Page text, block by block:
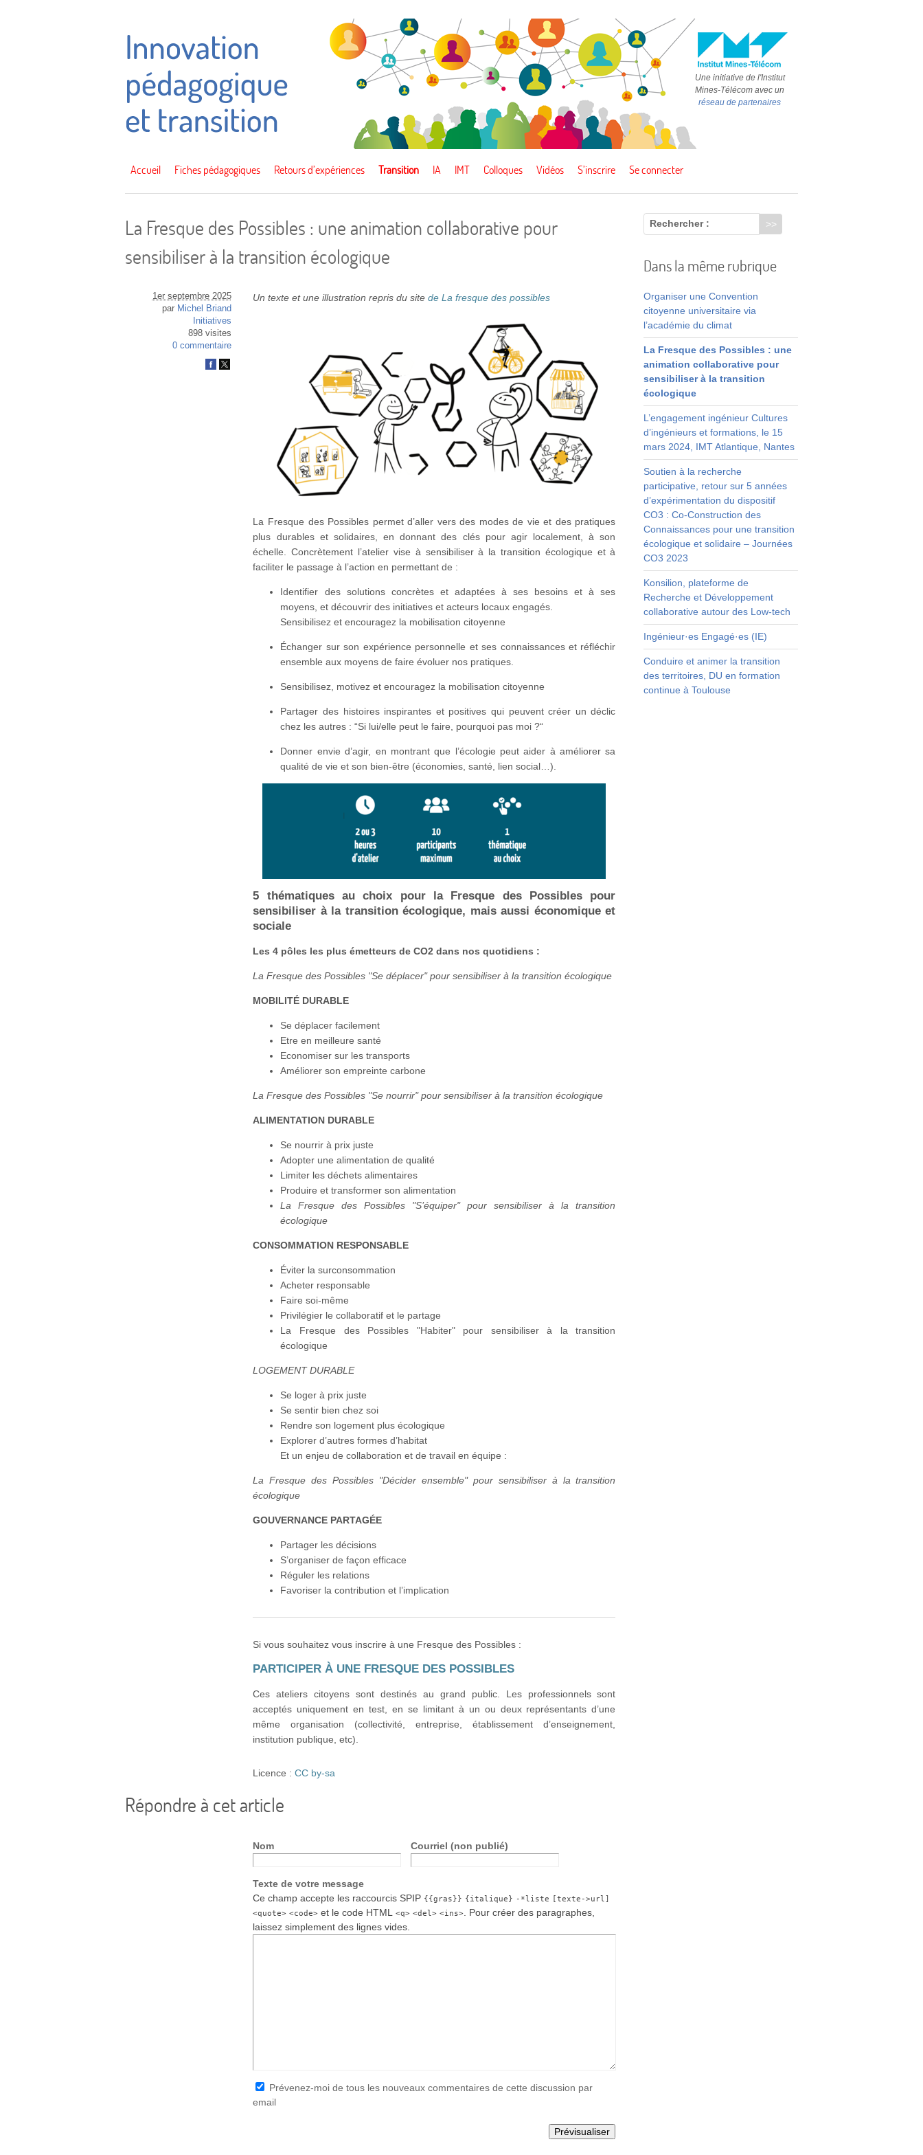
Une initiative de l'Institut
Mines-Télécom avec un
réseau de partenaires
Accueil Fiches pédagogiques Retours d’expériences Transition IA IMT Colloques Vidéos S’inscrire Se connecter
La Fresque des Possibles : une animation collaborative pour
sensibiliser à la transition écologique
1er septembre 2025
par Michel Briand
Initiatives
898 visites
0 commentaire
Un texte et une illustration repris du sitede La fresque des possibles
La Fresque des Possibles permet d’aller vers des modes de vie et des pratiques
plus durables et solidaires, en donnant des clés pour agir localement, à son
échelle. Concrètement l’atelier vise à sensibiliser à la transition écologique et à
faciliter le passage à l’action en permettant de :
Identifier des solutions concrètes et adaptées à ses besoins et à ses
moyens, et découvrir des initiatives et acteurs locaux engagés.
Sensibilisez et encouragez la mobilisation citoyenne
Échanger sur son expérience personnelle et ses connaissances et réfléchir
ensemble aux moyens de faire évoluer nos pratiques.
Sensibilisez, motivez et encouragez la mobilisation citoyenne
Partager des histoires inspirantes et positives qui peuvent créer un déclic
chez les autres : “Si lui/elle peut le faire, pourquoi pas moi ?“
Donner envie d’agir, en montrant que l’écologie peut aider à améliorer sa
qualité de vie et son bien-être (économies, santé, lien social…).
5 thématiques au choix pour la Fresque des Possibles pour
sensibiliser à la transition écologique, mais aussi économique et
sociale
Les 4 pôles les plus émetteurs de CO2 dans nos quotidiens :
La Fresque des Possibles "Se déplacer" pour sensibiliser à la transition écologique
MOBILITÉ DURABLE
Se déplacer facilement
Etre en meilleure santé
Economiser sur les transports
Améliorer son empreinte carbone
La Fresque des Possibles "Se nourrir" pour sensibiliser à la transition écologique
ALIMENTATION DURABLE
Se nourrir à prix juste
Adopter une alimentation de qualité
Limiter les déchets alimentaires
Produire et transformer son alimentation
La Fresque des Possibles "S’équiper" pour sensibiliser à la transition
écologique
CONSOMMATION RESPONSABLE
Éviter la surconsommation
Acheter responsable
Faire soi-même
Privilégier le collaboratif et le partage​
La Fresque des Possibles "Habiter" pour sensibiliser à la transition
écologique
LOGEMENT DURABLE
Se loger à prix juste
Se sentir bien chez soi
Rendre son logement plus écologique
Explorer d’autres formes d’habitat
Et un enjeu de collaboration et de travail en équipe :
La Fresque des Possibles "Décider ensemble" pour sensibiliser à la transition
écologique
GOUVERNANCE PARTAGÉE
Partager les décisions
S’organiser de façon efficace
Réguler les relations
Favoriser la contribution et l’implication
Si vous souhaitez vous inscrire à une Fresque des Possibles :
PARTICIPER À UNE FRESQUE DES POSSIBLES
Ces ateliers citoyens sont destinés au grand public. Les professionnels sont
acceptés uniquement en test, en se limitant à un ou deux représentants d’une
même organisation (collectivité, entreprise, établissement d’enseignement,
institution publique, etc).
Licence :CC by-sa
Répondre à cet article
Nom Courriel (non publié)
Texte de votre message
Ce champ accepte les raccourcis SPIP {{gras}} {italique} -*liste [texte->url]
<quote> <code> et le code HTML<q> <del> <ins>
. Pour créer des paragraphes,
laissez simplement des lignes vides.
Prévenez-moi de tous les nouveaux commentaires de cette discussion par
email
Rechercher :
Dans la même rubrique
Organiser une Convention
citoyenne universitaire via
l’académie du climat
La Fresque des Possibles : une
animation collaborative pour
sensibiliser à la transition
écologique
L’engagement ingénieur Cultures
d’ingénieurs et formations, le 15
mars 2024, IMT Atlantique, Nantes
Soutien à la recherche
participative, retour sur 5 années
d’expérimentation du dispositif
CO3 : Co-Construction des
Connaissances pour une transition
écologique et solidaire – Journées
CO3 2023
Konsilion, plateforme de
Recherche et Développement
collaborative autour des Low-tech
Ingénieur·es Engagé·es (IE)
Conduire et animer la transition
des territoires, DU en formation
continue à Toulouse